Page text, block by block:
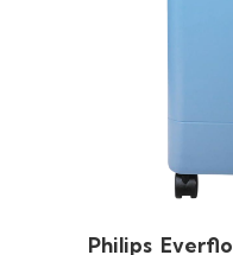
Philips Everflo